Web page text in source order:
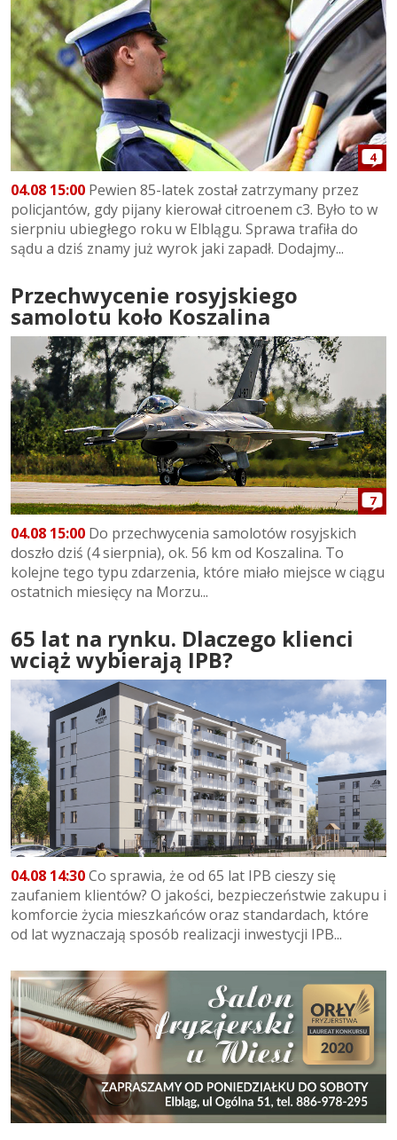
4
04.08 15:00 Pewien 85-latek został zatrzymany przez
policjantów, gdy pijany kierował citroenem c3. Było to w
sierpniu ubiegłego roku w Elblągu. Sprawa trafiła do
sądu a dziś znamy już wyrok jaki zapadł. Dodajmy...
Przechwycenie rosyjskiego
samolotu koło Koszalina
7
04.08 15:00 Do przechwycenia samolotów rosyjskich
doszło dziś (4 sierpnia), ok. 56 km od Koszalina. To
kolejne tego typu zdarzenia, które miało miejsce w ciągu
ostatnich miesięcy na Morzu...
65 lat na rynku. Dlaczego klienci
wciąż wybierają IPB?
04.08 14:30Co sprawia, że od 65 lat IPB cieszy się
zaufaniem klientów? O jakości, bezpieczeństwie zakupu i
komforcie życia mieszkańców oraz standardach, które
od lat wyznaczają sposób realizacji inwestycji IPB...